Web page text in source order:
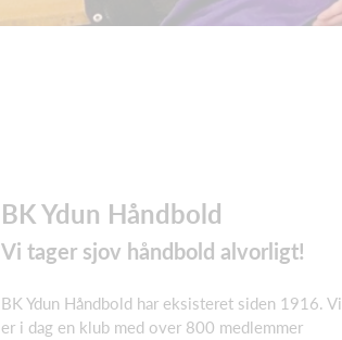
BK Ydun Håndbold
Vi tager sjov håndbold alvorligt!
BK Ydun Håndbold har eksisteret siden 1916. Vi
er i dag en klub med over 800 medlemmer